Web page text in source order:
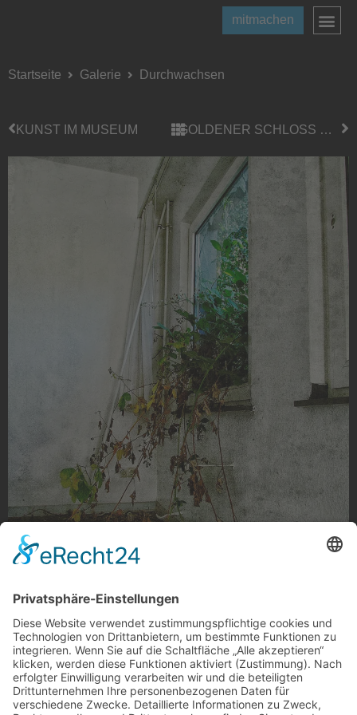
mitmachen
Startseite Galerie Durchwachsen
KUNST IM MUSEUM GOLDENER SCHLOSS WICKRATH SEE
Durchwachsen
Durchwachsen in der Niederrheinkaserne, Neuwerk
Foto: Aline Baumgarten